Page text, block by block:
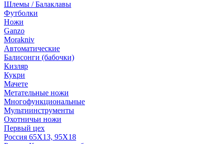
Шлемы / Балаклавы
Футболки
Ножи
Ganzo
Morakniv
Автоматические
Балисонги (бабочки)
Кизляр
Кукри
Мачете
Метательные ножи
Многофункциональные
Мультиинструменты
Охотничьи ножи
Первый цех
Россия 65Х13, 95Х18